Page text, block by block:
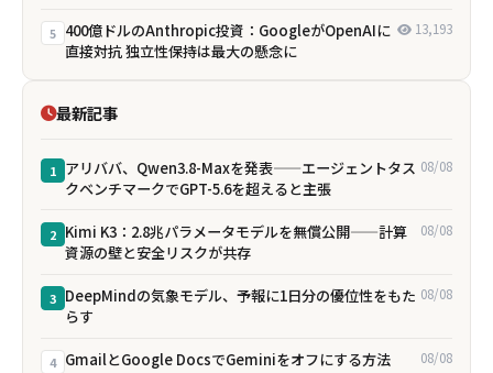
5 400億ドルのAnthropic投資：GoogleがOpenAIに
直接対抗 独立性保持は最大の懸念に
13,193
最新記事
1 アリババ、Qwen3.8-Maxを発表——エージェントタス
クベンチマークでGPT-5.6を超えると主張
08/08
2 Kimi K3：2.8兆パラメータモデルを無償公開——計算
資源の壁と安全リスクが共存
08/08
3 DeepMindの気象モデル、予報に1日分の優位性をもた
らす
08/08
4 GmailとGoogle DocsでGeminiをオフにする方法 08/08